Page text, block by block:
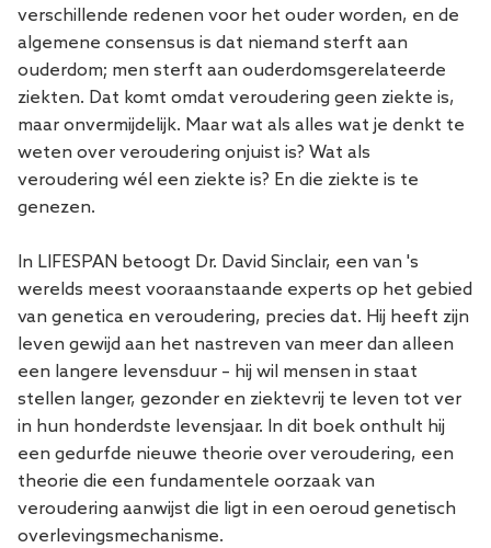
verschillende redenen voor het ouder worden, en de
algemene consensus is dat niemand sterft aan
ouderdom; men sterft aan ouderdomsgerelateerde
ziekten. Dat komt omdat veroudering geen ziekte is,
maar onvermijdelijk. Maar wat als alles wat je denkt te
weten over veroudering onjuist is? Wat als
veroudering wél een ziekte is? En die ziekte is te
genezen.
In LIFESPAN betoogt Dr. David Sinclair, een van 's
werelds meest vooraanstaande experts op het gebied
van genetica en veroudering, precies dat. Hij heeft zijn
leven gewijd aan het nastreven van meer dan alleen
een langere levensduur – hij wil mensen in staat
stellen langer, gezonder en ziektevrij te leven tot ver
in hun honderdste levensjaar. In dit boek onthult hij
een gedurfde nieuwe theorie over veroudering, een
theorie die een fundamentele oorzaak van
veroudering aanwijst die ligt in een oeroud genetisch
overlevingsmechanisme.